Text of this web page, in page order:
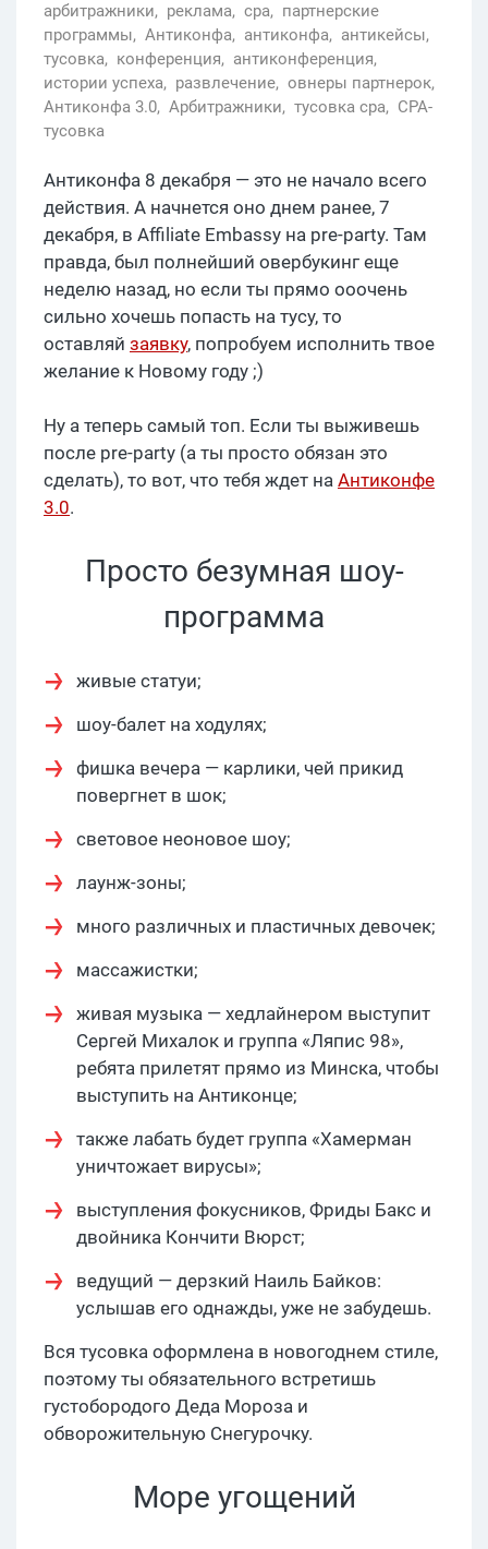
арбитражники, реклама, сра, партнерские
программы, Антиконфа, антиконфа, антикейсы,
тусовка, конференция, антиконференция,
истории успеха, развлечение, овнеры партнерок,
Антиконфа 3.0, Арбитражники, тусовка сра, CPA-
тусовка
Антиконфа 8 декабря — это не начало всего
действия. А начнется оно днем ранее, 7
декабря, в Affiliate Embassy на pre-party. Там
правда, был полнейший овербукинг еще
неделю назад, но если ты прямо ооочень
сильно хочешь попасть на тусу, то
оставляй заявку, попробуем исполнить твое
желание к Новому году ;)
Ну а теперь самый топ. Если ты выживешь
после pre-party (а ты просто обязан это
сделать), то вот, что тебя ждет на Антиконфе
3.0.
Просто безумная шоу-
программа
живые статуи;
шоу-балет на ходулях;
фишка вечера — карлики, чей прикид
повергнет в шок;
световое неоновое шоу;
лаунж-зоны;
много различных и пластичных девочек;
массажистки;
живая музыка — хедлайнером выступит
Сергей Михалок и группа «Ляпис 98»,
ребята прилетят прямо из Минска, чтобы
выступить на Антиконце;
также лабать будет группа «Хамерман
уничтожает вирусы»;
выступления фокусников, Фриды Бакс и
двойника Кончити Вюрст;
ведущий — дерзкий Наиль Байков:
услышав его однажды, уже не забудешь.
Вся тусовка оформлена в новогоднем стиле,
поэтому ты обязательного встретишь
густобородого Деда Мороза и
обворожительную Снегурочку.
Море угощений